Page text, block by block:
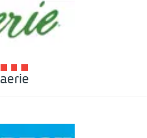
aerie